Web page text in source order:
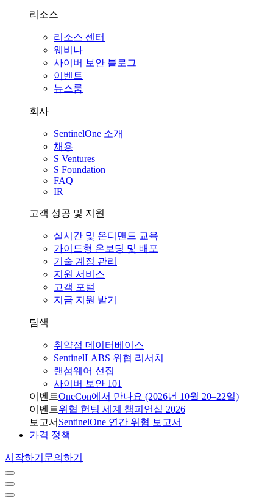
리소스
리소스 센터
웨비나
사이버 보안 블로그
이벤트
뉴스룸
회사
SentinelOne 소개
채용
S Ventures
S Foundation
FAQ
IR
고객 성공 및 지원
실시간 및 온디맨드 교육
가이드형 온보딩 및 배포
기술 계정 관리
지원 서비스
고객 포털
지금 지원 받기
탐색
취약점 데이터베이스
SentinelLABS 위협 리서치
랜섬웨어 선집
사이버 보안 101
이벤트OneCon에서 만나요 (2026년 10월 20–22일)
이벤트위협 헌팅 세계 챔피언십 2026
보고서 SentinelOne 연간 위협 보고서
가격 정책
시작하기 문의하기